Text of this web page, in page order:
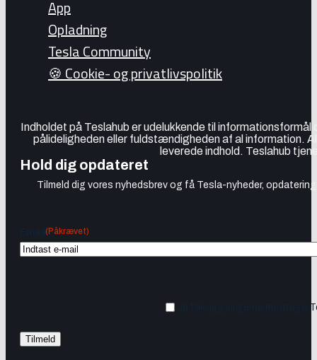
App
Opladning
Tesla Community
🍪 Cookie- og privatlivspolitik
Indholdet på Teslahub er udelukkende til
pålideligheden eller fuldstændigheden af al information.
leverede indhold. Teslahub
Hold dig opdateret
Tilmeld dig vores nyhedsbrev og få Tesla-nyheder,
(Påkrævet)
Ja tak, jeg vil gerne modtage